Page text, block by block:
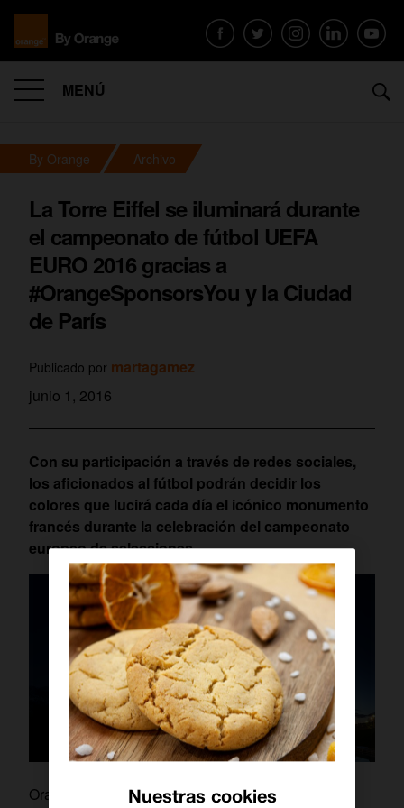
MENÚ
By Orange Archivo
La Torre Eiffel se iluminará durante
el campeonato de fútbol UEFA
EURO 2016 gracias a
#OrangeSponsorsYou y la Ciudad
de París
Publicado por martagamez
junio 1, 2016
Con su participación a través de redes sociales,
los aficionados al fútbol podrán decidir los
colores que lucirá cada día el icónico monumento
francés durante la celebración del campeonato
europeo de selecciones.
Orange en calidad de Patrocinador Oficial y
Nuestras cookies